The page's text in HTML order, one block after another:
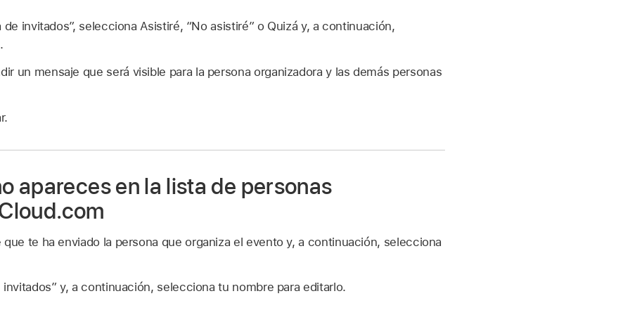
de invitados”, selecciona Asistiré, “No asistiré” o Quizá y, a continuación,
un mensaje que será visible para la persona organizadora y las demás personas
apareces en la lista de personas
te ha enviado la persona que organiza el evento y, a continuación, selecciona
y, a continuación, selecciona tu nombre para editarlo.